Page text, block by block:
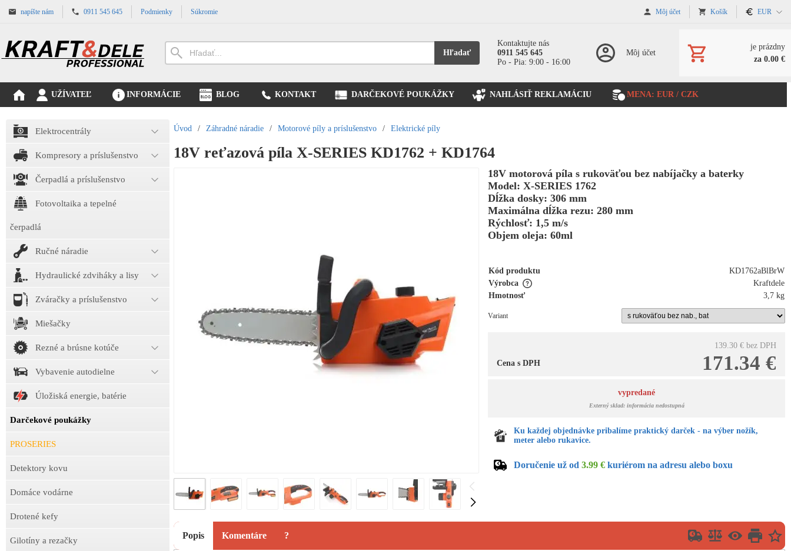
napíšte nám 0911 545 645 Podmienky Súkromie Môj účet Košík EUR
Hľadať
Kontaktujte nás
0911 545 645
Po - Pia: 9:00 - 16:00
Môj účet
je prázdny
za 0.00 €
UŽÍVATEĽ INFORMÁCIE BLOG KONTAKT DARČEKOVÉ POUKÁŽKY NAHLÁSIŤ REKLAMÁCIU MENA: EUR / CZK
Elektrocentrály
Kompresory a príslušenstvo
Čerpadlá a príslušenstvo
Fotovoltaika a tepelné
čerpadlá
Ručné náradie
Hydraulické zdviháky a lisy
Zváračky a príslušenstvo
Miešačky
Rezné a brúsne kotúče
Vybavenie autodielne
Úložiská energie, batérie
Darčekové poukážky
PROSERIES
Detektory kovu
Domáce vodárne
Drotené kefy
Gilotíny a rezačky
Úvod / Záhradné náradie / Motorové píly a príslušenstvo / Elektrické píly
18V reťazová píla X-SERIES KD1762 + KD1764
18V motorová píla s rukoväťou bez nabíjačky a baterky
Model: X-SERIES 1762
Dĺžka dosky: 306 mm
Maximálna dĺžka rezu: 280 mm
Rýchlosť: 1,5 m/s
Objem oleja: 60ml
Kód produktu
KD1762aBlBrW
Výrobca
Kraftdele
Hmotnosť
3,7 kg
Variant
139.30 € bez DPH
171.34 €
Cena s DPH
vypredané
Externý sklad: informácia nedostupná
Ku každej objednávke pribalíme praktický darček - na výber nožík,
meter alebo rukavice.
Doručenie už od3.99 € kuriérom na adresu alebo boxu
Popis Komentáre ?